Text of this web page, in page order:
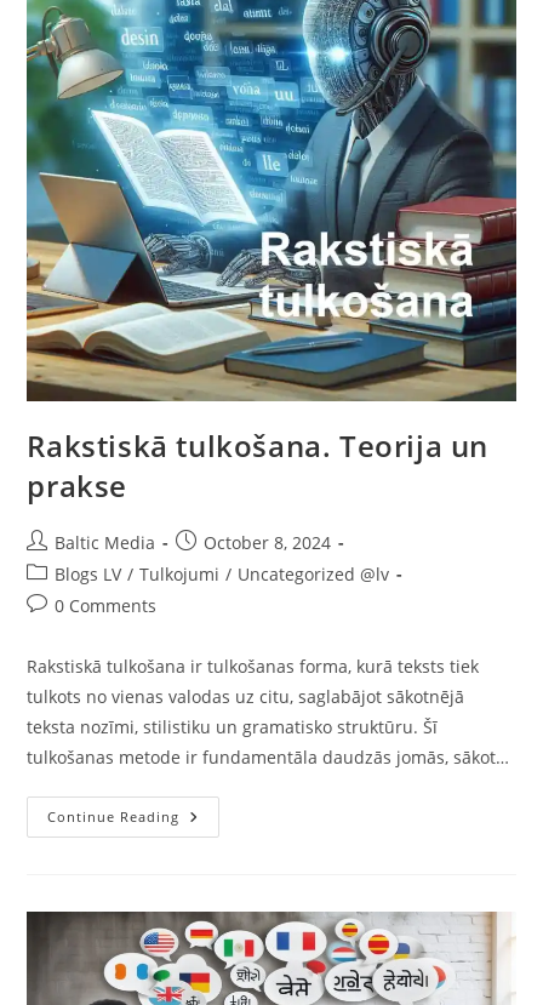
Rakstiskā tulkošana. Teorija un
prakse
Post
author:
Baltic Media
Post
published:
October 8, 2024
Post
category:
Blogs LV / Tulkojumi / Uncategorized @lv
Post0 Comments
Rakstiskā tulkošana ir tulkošanas forma, kurā teksts tiek
tulkots no vienas valodas uz citu, saglabājot sākotnējā
teksta nozīmi, stilistiku un gramatisko struktūru. Šī
tulkošanas metode ir fundamentāla daudzās jomās, sākot…
Continue Reading Rakstiskā
Tulkošana.